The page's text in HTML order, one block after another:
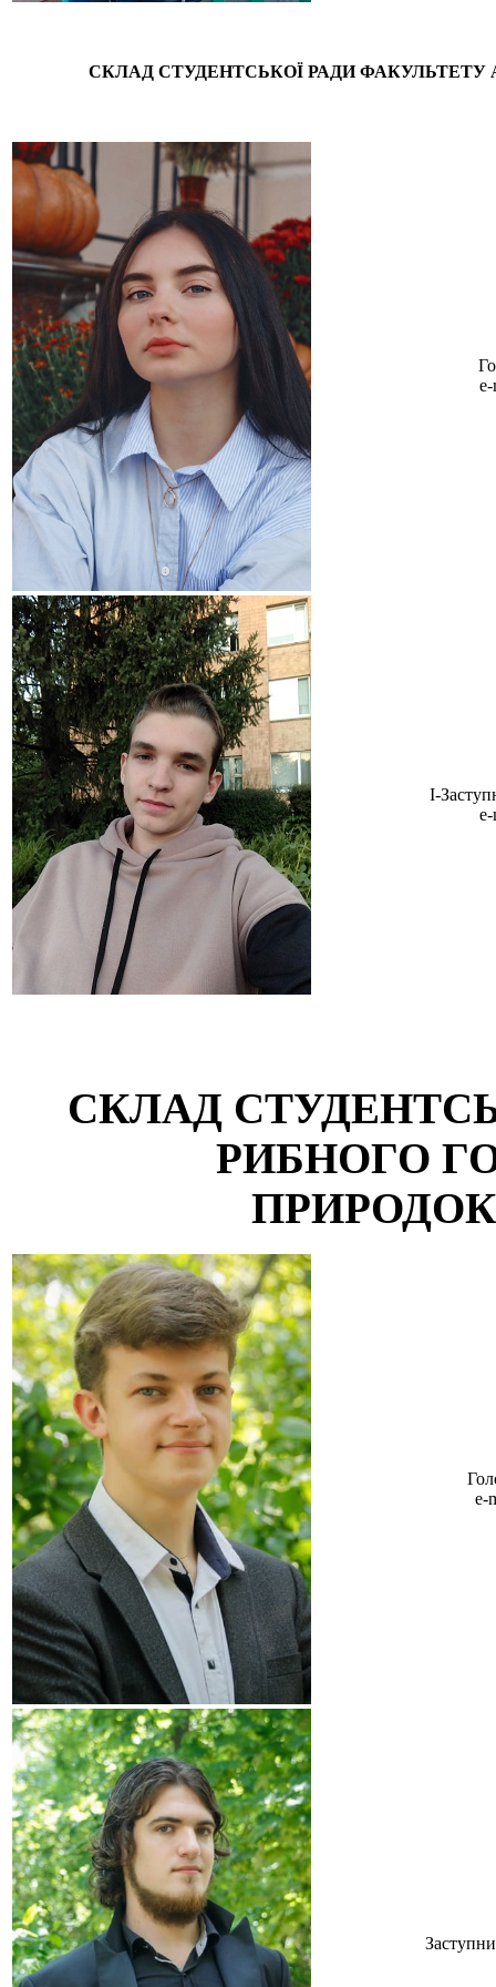
СКЛАД СТУДЕНТСЬКОЇ РАДИ ФАКУЛЬТЕТУ
І-
СКЛАД
РИБНОГО
e-